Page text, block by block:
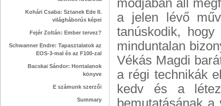
Kohári Csaba: Sztanek Ede II.
világháborús képei
Fejér Zoltán: Ember tervez?
Schwanner Endre: Tapasztalatok az
EOS-3-mal és az F100-zal
Bacskai Sándor: Hontalanok
könyve
E számunk szerzői
Summary
módjában áll
a jelen lévő
tanúskodik,
minduntalan
Vékás Magdi
a régi technikák
kedv és a
bemutatásának